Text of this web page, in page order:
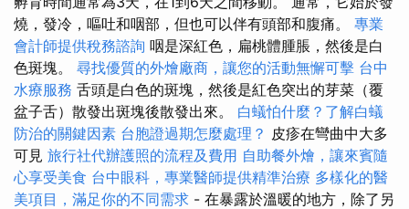
燒，發冷，嘔吐和咽部，但也可以伴有頭部和腹痛。 專業
會計師提供稅務諮詢 咽是深紅色，扁桃體腫脹，然後是白
色斑塊。 尋找優質的外燴廠商，讓您的活動無懈可擊 台中
水療服務 舌頭是白色的斑塊，然後是紅色突出的芽菜（覆
盆子舌）散發出斑塊後散發出來。 白蟻怕什麼？了解白蟻
防治的關鍵因素 台胞證過期怎麼處理？ 皮疹在彎曲中大多
可見 旅行社代辦護照的流程及費用 自助餐外燴，讓來賓隨
心享受美食 台中眼科，專業醫師提供精準治療 多樣化的醫
美項目，滿足你的不同需求 - 在暴露於溫暖的地方，除了另